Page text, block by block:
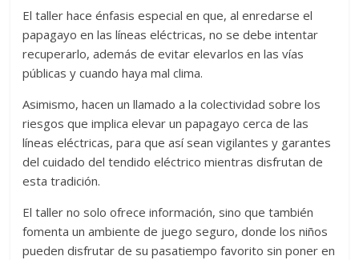
El taller hace énfasis especial en que, al enredarse el
papagayo en las líneas eléctricas, no se debe intentar
recuperarlo, además de evitar elevarlos en las vías
públicas y cuando haya mal clima.
Asimismo, hacen un llamado a la colectividad sobre los
riesgos que implica elevar un papagayo cerca de las
líneas eléctricas, para que así sean vigilantes y garantes
del cuidado del tendido eléctrico mientras disfrutan de
esta tradición.
El taller no solo ofrece información, sino que también
fomenta un ambiente de juego seguro, donde los niños
pueden disfrutar de su pasatiempo favorito sin poner en